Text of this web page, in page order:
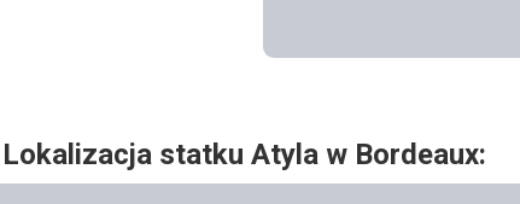
Lokalizacja statku Atyla w Bordeaux: